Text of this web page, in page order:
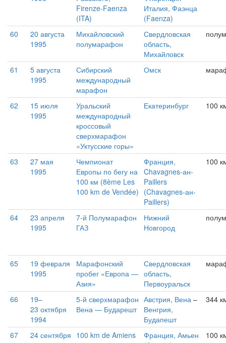
Firenze-Faenza
(ITA)
Италия, Фаэнца
(Faenza)
60
20 августа
1995
Михайловский
полумарафон
Свердловская
область,
Михайловск
61
5 августа
1995
Сибирский
международный
марафон
Омск
62
15 июля
1995
Уральский
международный
кроссовый
сверхмарафон
«Уктусские горы»
Екатеринбург 100
63
27 мая
1995
Чемпионат
Европы по бегу на
100 км (8ème Les
100 km de Vendée)
Франция,
Chavagnes-ан-
Paillers
(Chavagnes-ан-
Paillers)
100
64
23 апреля
1995
7-й Полумарафон
ГАЗ
Нижний
Новгород
65
19 февраля
1995
Марафонский
пробег «Европа —
Азия»
Свердловская
область,
Первоуральск
66
19–
23 октября
1994
5-й сверхмарафон
Вена — Бударешт
Австрия, Вена –
Венгрия,
Будапешт
344
67
24 сентября 100 km de Amiens
Франция, Амьен
100